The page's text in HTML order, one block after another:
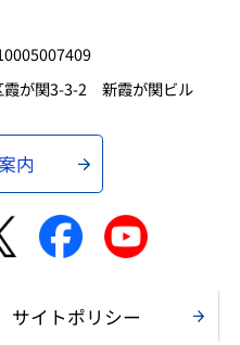
が関3-3-2 新霞が関ビル
内
サイトポリシー